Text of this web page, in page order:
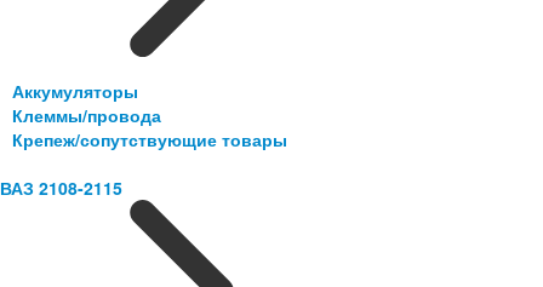
Аккумуляторы
Клеммы/провода
Крепеж/сопутствующие товары
ВАЗ 2108-2115